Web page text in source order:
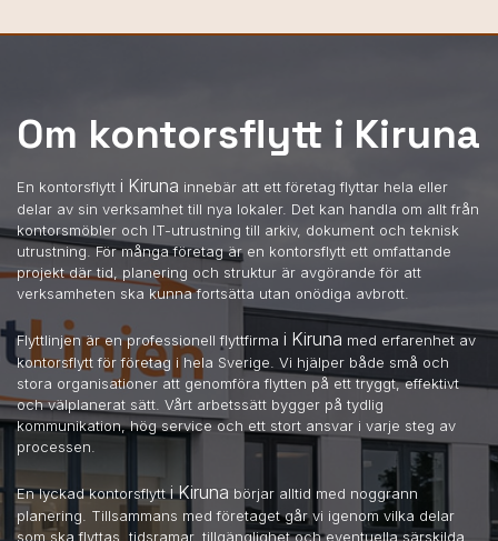
Om kontorsflytt i Kiruna
En kontorsflytt i Kiruna innebär att ett företag flyttar hela eller
delar av sin verksamhet till nya lokaler. Det kan handla om allt från
kontorsmöbler och IT-utrustning till arkiv, dokument och teknisk
utrustning. För många företag är en kontorsflytt ett omfattande
projekt där tid, planering och struktur är avgörande för att
verksamheten ska kunna fortsätta utan onödiga avbrott.
Flyttlinjen är en professionell flyttfirma i Kiruna med erfarenhet av
kontorsflytt för företag i hela Sverige. Vi hjälper både små och
stora organisationer att genomföra flytten på ett tryggt, effektivt
och välplanerat sätt. Vårt arbetssätt bygger på tydlig
kommunikation, hög service och ett stort ansvar i varje steg av
processen.
En lyckad kontorsflytti Kiruna börjar alltid med noggrann
planering. Tillsammans med företaget går vi igenom vilka delar
som ska flyttas, tidsramar, tillgänglighet och eventuella särskilda